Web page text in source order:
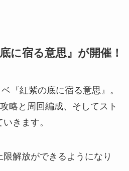
に宿る意思』が開催！
『紅紫の底に宿る意思』。
略と周回編成、そしてスト
きます。
解放ができるようになり